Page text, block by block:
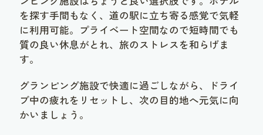
を探す手間もなく、道の駅に立ち寄る感覚で気軽
に利用可能。プライベート空間なので短時間でも
質の良い休息がとれ、旅のストレスを和らげま
す。
グランピング施設で快適に過ごしながら、ドライ
ブ中の疲れをリセットし、次の目的地へ元気に向
かいましょう。